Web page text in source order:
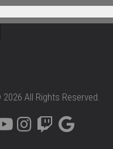
All Rights Reserved.